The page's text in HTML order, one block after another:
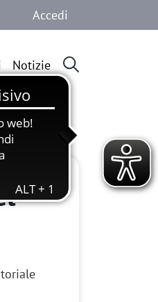
Menu profilo
Accedi
Notizie